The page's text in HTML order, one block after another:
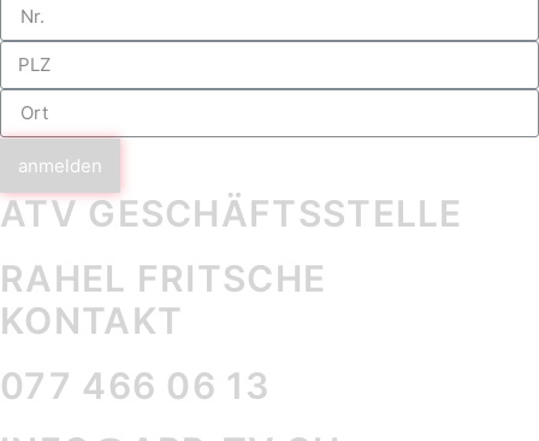
anmelden
ATV GESCHÄFTS­STELLE
RAHEL FRITSCHE
KONTAKT
077 466 06 13